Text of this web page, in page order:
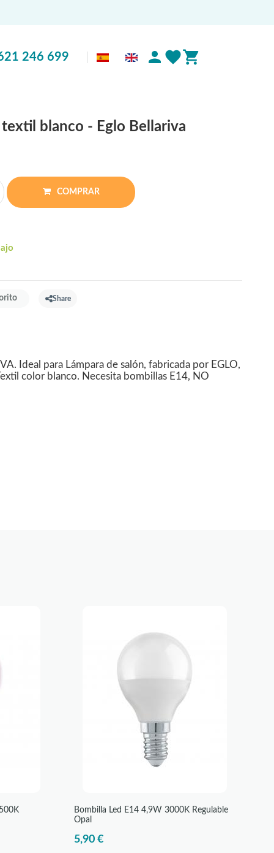
246 699
textil blanco - Eglo Bellariva
COMPRAR
Share
Ideal para Lámpara de salón, fabricada por EGLO,
color blanco. Necesita bombillas E14, NO
Bombilla Led E14 4,9W 3000K Regulable
Opal
5,90 €